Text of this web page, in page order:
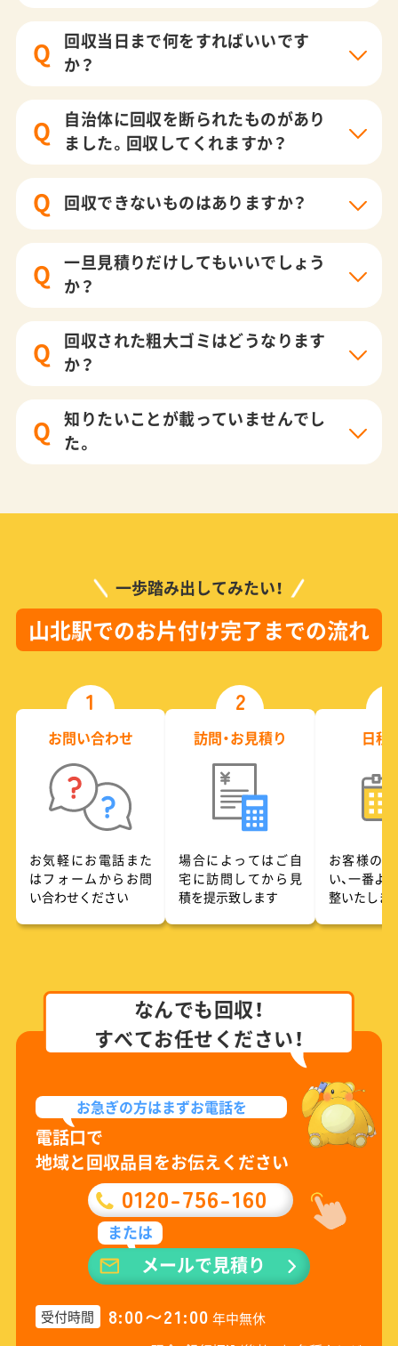
Q
回収当日まで何をすればいいです
か？
Q
自治体に回収を断られたものがあり
ました。回収してくれますか？
Q 回収できないものはありますか？
Q
一旦見積りだけしてもいいでしょう
か？
Q
回収された粗大ゴミはどうなります
か？
Q
知りたいことが載っていませんでし
た。
一歩踏み出してみたい！
山北駅でのお片付け完了までの流れ
1
お問い合わせ
お気軽にお電話また
はフォームからお問
い合わせください
2
訪問・お見積り
場合によってはご自
宅に訪問してから見
積を提示致します
日程
お客様の
い、一番よ
整いたしま
なんでも回収！
すべてお任せください！
お急ぎの方はまずお電話を
電話口で
地域と回収品目をお伝えください
0120-756-160
または
メールで見積り
受付時間 8:00〜21:00 年中無休